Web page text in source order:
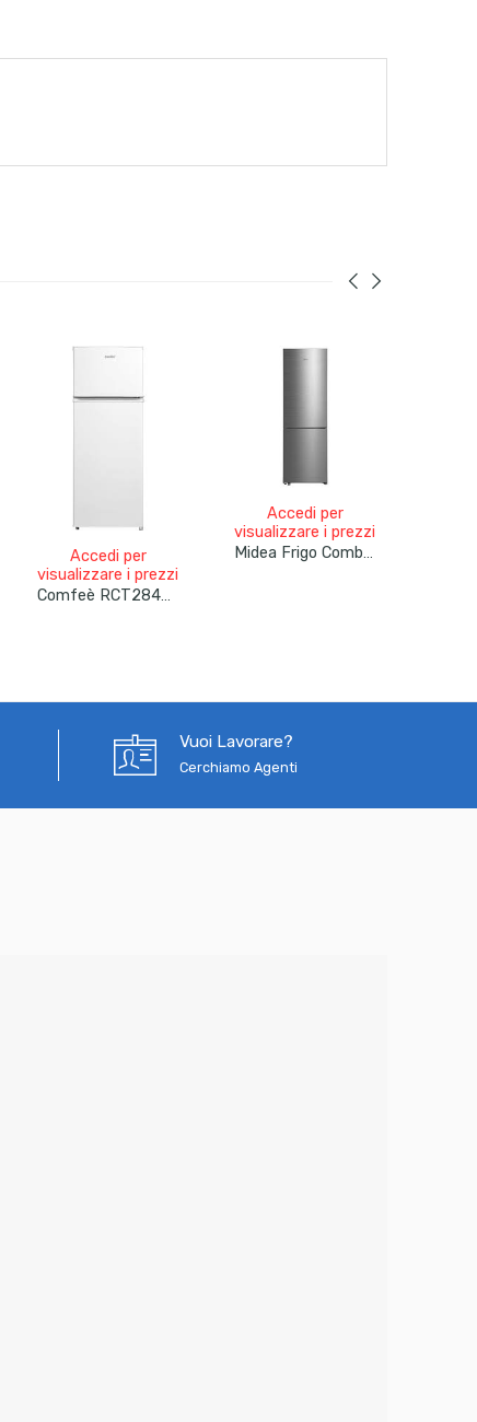
Accedi per
visualizzare i prezzi
Comfeè RCT284WH2A Frigorifero Doppia Porta Con Congelatore Libera Installazione 204lt Bianco
Accedi per
visualizzare i prezzi
Vuoi Lavorare?
Cerchiamo Agenti